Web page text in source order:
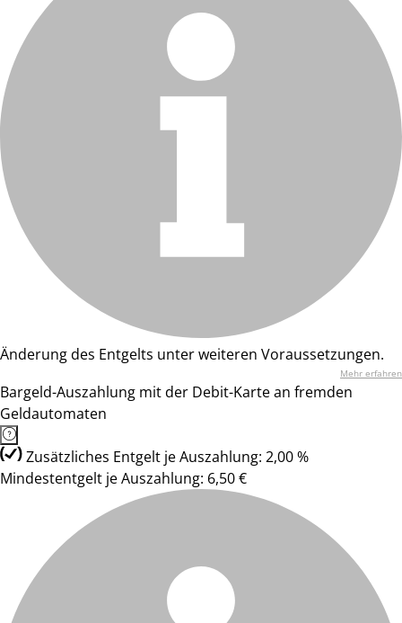
Änderung des Entgelts unter weiteren Voraussetzungen.
Mehr erfahren
Bargeld-Auszahlung mit der Debit-Karte an fremden
Geldautomaten
Zusätzliches Entgelt je Auszahlung: 2,00 %
Mindestentgelt je Auszahlung: 6,50 €